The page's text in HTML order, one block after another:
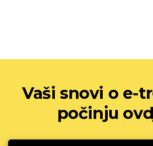
Vaši snovi o e-
počinju